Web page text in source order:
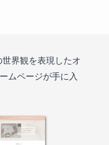
世界観を表現したオ
ムページが手に入